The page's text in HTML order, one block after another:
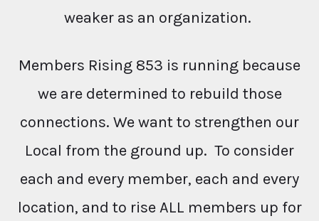
weaker as an organization.
Members Rising 853 is running because
we are determined to rebuild those
connections. We want to strengthen our
Local from the ground up. To consider
each and every member, each and every
location, and to rise ALL members up for